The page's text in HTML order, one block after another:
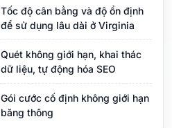
Tốc độ cân bằng và độ ổn định
để sử dụng lâu dài ở Virginia
Quét không giới hạn, khai thác
dữ liệu, tự động hóa SEO
Gói cước cố định không giới hạn
băng thông